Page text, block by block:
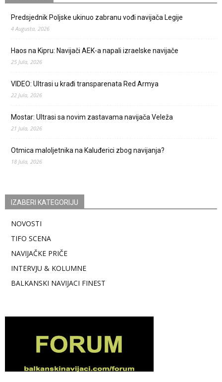
Predsjednik Poljske ukinuo zabranu vođi navijača Legije
4 Augusta, 2026
Haos na Kipru: Navijači AEK-a napali izraelske navijače
25 Jula, 2026
VIDEO: Ultrasi u krađi transparenata Red Armya
22 Jula, 2026
Mostar: Ultrasi sa novim zastavama navijača Veleža
21 Jula, 2026
Otmica maloljetnika na Kaluđerici zbog navijanja?
18 Jula, 2026
IZABERI KATEGORIJU
NOVOSTI
TIFO SCENA
NAVIJAČKE PRIČE
INTERVJU & KOLUMNE
BALKANSKI NAVIJACI FINEST